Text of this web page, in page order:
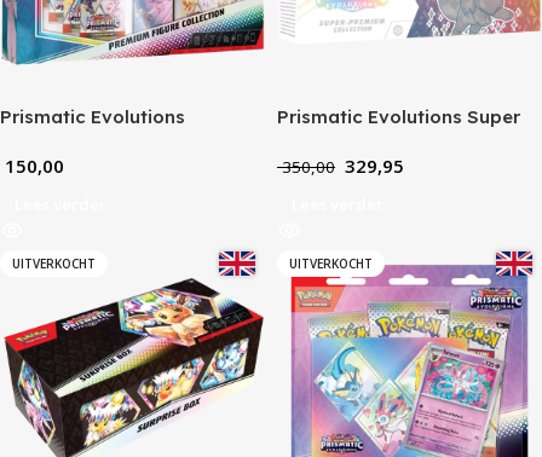
Prismatic Evolutions
150,00
Prismatic Evolutions Super
350,00 329,95
UITVERKOCHT UITVERKOCHT